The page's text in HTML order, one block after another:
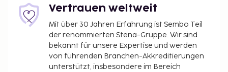
Vertrauen weltweit
Mit über 30 Jahren Erfahrung ist Sembo Teil
der renommierten Stena-Gruppe. Wir sind
bekannt für unsere Expertise und werden
von führenden Branchen-Akkreditierungen
unterstützt, insbesondere im Bereich